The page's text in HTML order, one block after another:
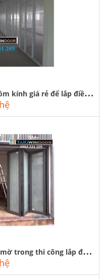
B
áo giá thi công vách ngăn nhôm kính giá rẻ để lắp điều hòa cho mùa hè
Ứ
ng dụng của cửa nhôm kính mờ trong thi công lắp đặt cửa nhôm kính